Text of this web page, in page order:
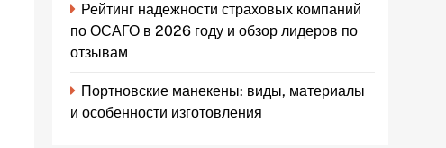
Рейтинг надежности страховых компаний
по ОСАГО в 2026 году и обзор лидеров по
отзывам
Портновские манекены: виды, материалы
и особенности изготовления